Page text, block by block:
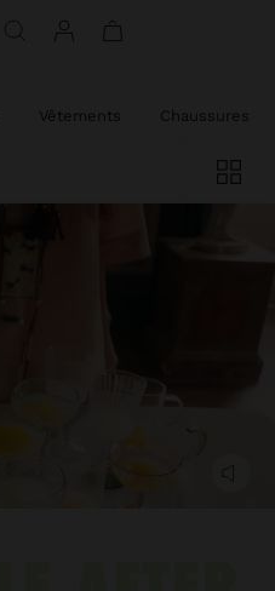
Vêtements Chaussures